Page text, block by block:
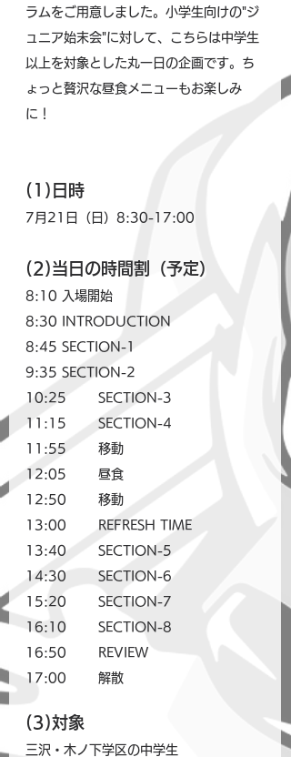
ラムをご用意しました。小学生向けの"ジ
ュニア始末会"に対して、こちらは中学生
以上を対象とした丸一日の企画です。ち
ょっと贅沢な昼食メニューもお楽しみ
に！
(1)日時
7月21日（日）8:30-17:00
(2)当日の時間割（予定）
8:10	入場開始
8:30	INTRODUCTION
8:45	SECTION-1
9:35	SECTION-2
10:25	SECTION-3
11:15	SECTION-4
11:55	移動
12:05	昼食
12:50	移動
13:00	REFRESH TIME
13:40	SECTION-5
14:30	SECTION-6
15:20	SECTION-7
16:10	SECTION-8
16:50	REVIEW
17:00	解散
(3)対象
三沢・木ノ下学区の中学生